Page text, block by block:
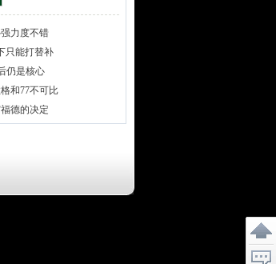
力度不错
只能打替补
仍是核心
和77不可比
德的决定